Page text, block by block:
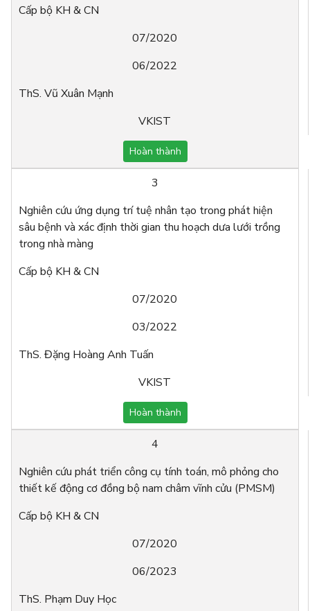
Cấp bộ KH & CN
07/2020
06/2022
ThS. Vũ Xuân Mạnh
VKIST
Hoàn thành
3
Nghiên cứu ứng dụng trí tuệ nhân tạo trong phát hiện
sâu bệnh và xác định thời gian thu hoạch dưa lưới trồng
trong nhà màng
Cấp bộ KH & CN
07/2020
03/2022
ThS. Đặng Hoàng Anh Tuấn
VKIST
Hoàn thành
4
Nghiên cứu phát triển công cụ tính toán, mô phỏng cho
thiết kế động cơ đồng bộ nam châm vĩnh cửu (PMSM)
Cấp bộ KH & CN
07/2020
06/2023
ThS. Phạm Duy Học